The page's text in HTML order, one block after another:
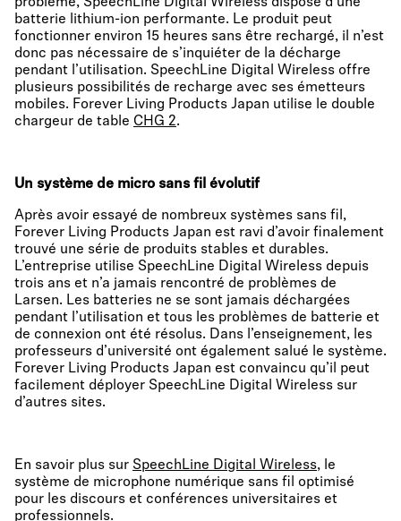
batterie lithium-ion performante. Le produit peut
fonctionner environ 15 heures sans être rechargé, il n’est
donc pas nécessaire de s’inquiéter de la décharge
pendant l’utilisation. SpeechLine Digital Wireless offre
plusieurs possibilités de recharge avec ses émetteurs
mobiles. Forever Living Products Japan utilise le double
chargeur de table CHG 2.
Un système de micro sans fil évolutif
Après avoir essayé de nombreux systèmes sans fil,
Forever Living Products Japan est ravi d’avoir finalement
trouvé une série de produits stables et durables.
L’entreprise utilise SpeechLine Digital Wireless depuis
trois ans et n’a jamais rencontré de problèmes de
Larsen. Les batteries ne se sont jamais déchargées
pendant l’utilisation et tous les problèmes de batterie et
de connexion ont été résolus. Dans l’enseignement, les
professeurs d’université ont également salué le système.
Forever Living Products Japan est convaincu qu’il peut
facilement déployer SpeechLine Digital Wireless sur
d’autres sites.
En savoir plus sur SpeechLine Digital Wireless, le
système de microphone numérique sans fil optimisé
pour les discours et conférences universitaires et
professionnels.